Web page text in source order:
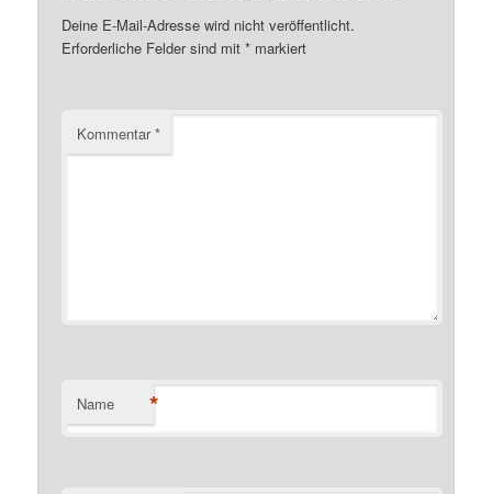
Deine E-Mail-Adresse wird nicht veröffentlicht.
Erforderliche Felder sind mit* markiert
Kommentar*
Name *